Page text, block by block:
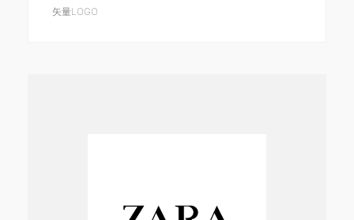
矢量LOGO